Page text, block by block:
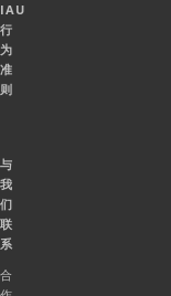
IAU
行
为
准
则
与
我
们
联
系
合